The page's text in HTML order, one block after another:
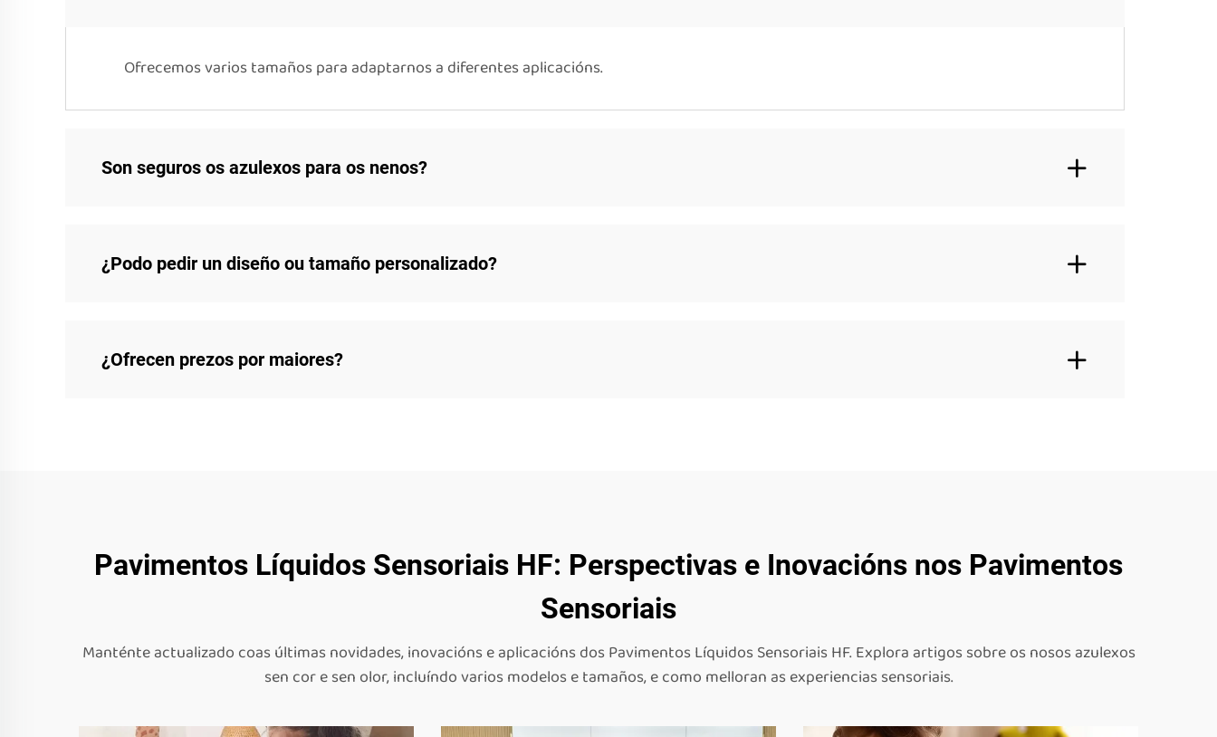
Ofrecemos varios tamaños para adaptarnos a diferentes aplicacións.
Son seguros os azulexos para os nenos?
¿Podo pedir un diseño ou tamaño personalizado?
¿Ofrecen prezos por maiores?
Pavimentos Líquidos Sensoriais HF: Perspectivas e Inovacións nos Pavimentos
Sensoriais
Manténte actualizado coas últimas novidades, inovacións e aplicacións dos Pavimentos Líquidos Sensoriais HF. Explora artigos sobre os nosos azulexos
sen cor e sen olor, incluíndo varios modelos e tamaños, e como melloran as experiencias sensoriais.